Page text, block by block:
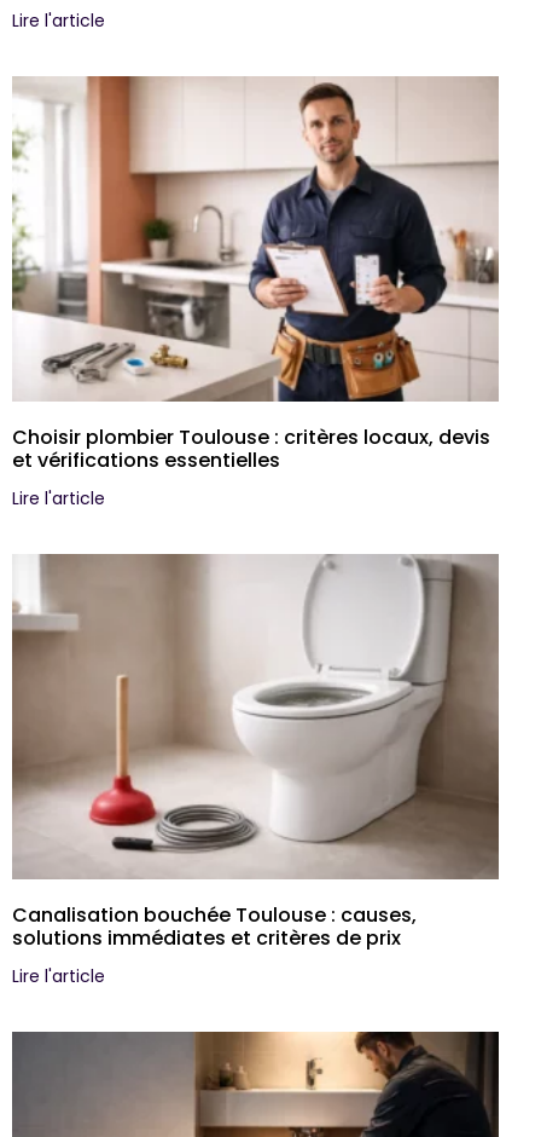
Lire l'article
Choisir plombier Toulouse : critères locaux, devis
et vérifications essentielles
Lire l'article
Canalisation bouchée Toulouse : causes,
solutions immédiates et critères de prix
Lire l'article